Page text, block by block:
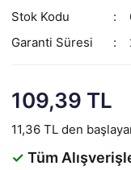
Stok Kodu
Garanti Süresi
109,39 TL
11,36 TL den
✓ Tüm